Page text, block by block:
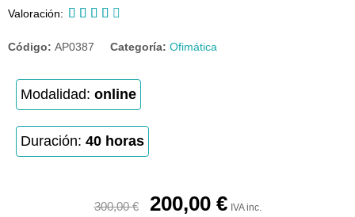
Valoración:     
Código: AP0387 Categoría: Ofimática
Modalidad: online
Duración: 40 horas
300,00€ 200,00 € IVA inc.